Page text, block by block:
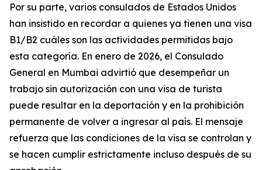
Por su parte, varios consulados de Estados Unidos
han insistido en recordar a quienes ya tienen una visa
B1/B2 cuáles son las actividades permitidas bajo
esta categoría. En enero de 2026, el Consulado
General en Mumbai advirtió que desempeñar un
trabajo sin autorización con una visa de turista
puede resultar en la deportación y en la prohibición
permanente de volver a ingresar al país. El mensaje
refuerza que las condiciones de la visa se controlan y
se hacen cumplir estrictamente incluso después de su